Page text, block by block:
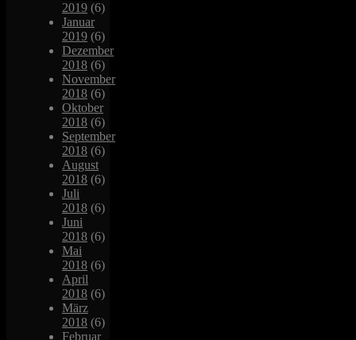
2019 (6)
Januar
2019 (6)
Dezember
2018 (6)
November
2018 (6)
Oktober
2018 (6)
September
2018 (6)
August
2018 (6)
Juli
2018 (6)
Juni
2018 (6)
Mai
2018 (6)
April
2018 (6)
März
2018 (6)
Februar